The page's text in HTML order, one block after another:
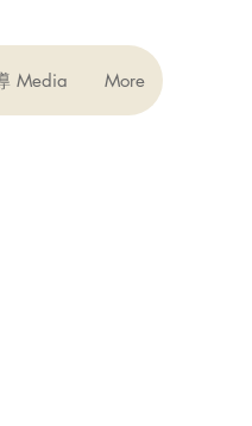
Media More